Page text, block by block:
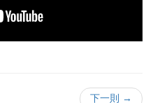
下一則 →